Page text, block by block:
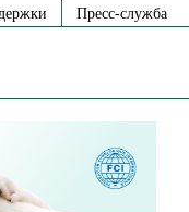
Пресс-служба